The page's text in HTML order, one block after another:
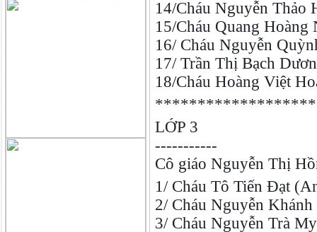
14/Cháu Nguyễn Thảo
15/Cháu Quang
16/ Cháu Nguyễn
17/ Trần Thị Bạch
18/Cháu Hoàng Việt
LỚP 3
-----------
Cô giáo Nguyễn Thị
1/ Cháu Tô Tiến Đạt
2/ Cháu Nguyễn
3/ Cháu Nguyễn Trà